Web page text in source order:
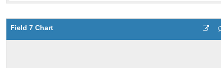
Field 7 Chart